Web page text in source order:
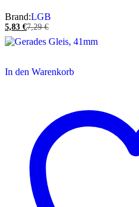
Brand:LGB
5,83 €7,29€
In den Warenkorb